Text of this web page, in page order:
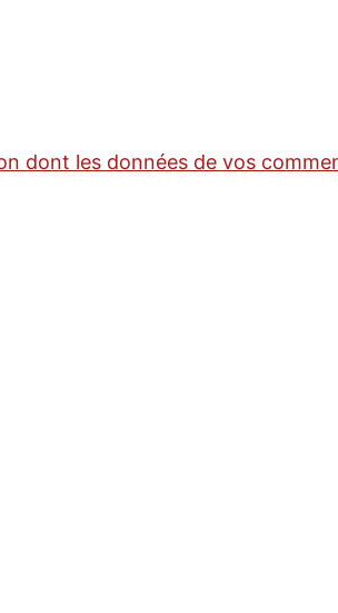
dont les données de vos